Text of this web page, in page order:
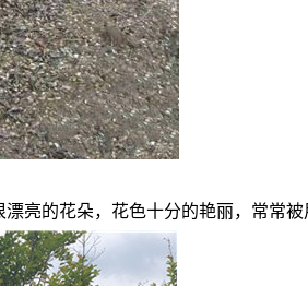
亮的花朵，花色十分的艳丽，常常被